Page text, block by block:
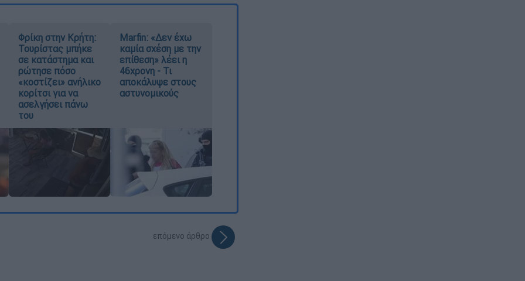
Φρίκη στην Κρήτη:
Τουρίστας μπήκε
σε κατάστημα και
ρώτησε πόσο
«κοστίζει» ανήλικο
κορίτσι για να
ασελγήσει πάνω
του
Marfin: «Δεν έχω
καμία σχέση με την
επίθεση» λέει η
46χρονη - Τι
αποκάλυψε στους
αστυνομικούς
επόμενο άρθρο